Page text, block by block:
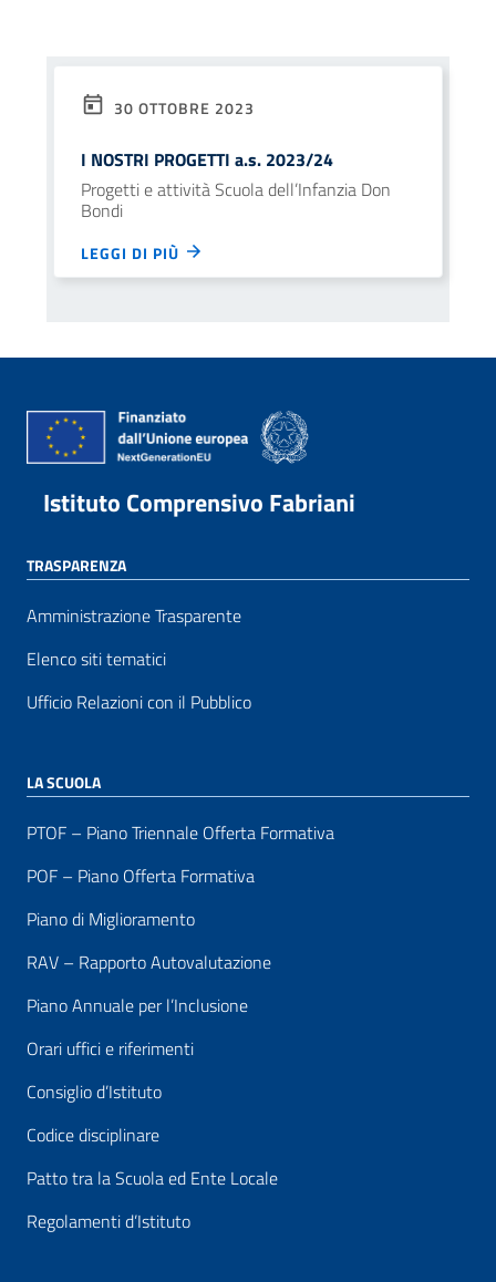
30 OTTOBRE 2023
I NOSTRI PROGETTI a.s. 2023/24
Progetti e attività Scuola dell’Infanzia Don
Bondi
LEGGI DI PIÙ
Istituto Comprensivo Fabriani
TRASPARENZA
Amministrazione Trasparente
Elenco siti tematici
Ufficio Relazioni con il Pubblico
LA SCUOLA
PTOF – Piano Triennale Offerta Formativa
POF – Piano Offerta Formativa
Piano di Miglioramento
RAV – Rapporto Autovalutazione
Piano Annuale per l’Inclusione
Orari uffici e riferimenti
Consiglio d’Istituto
Codice disciplinare
Patto tra la Scuola ed Ente Locale
Regolamenti d’Istituto